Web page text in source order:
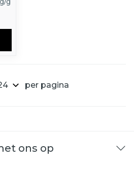
per pagina
ons op